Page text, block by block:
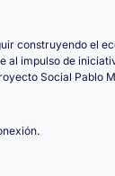
construyendo el
al impulso de
Social Pablo